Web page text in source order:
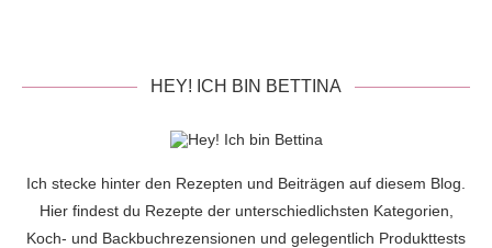
HEY! ICH BIN BETTINA
Ich stecke hinter den Rezepten und Beiträgen auf diesem Blog.
Hier findest du Rezepte der unterschiedlichsten Kategorien,
Koch- und Backbuchrezensionen und gelegentlich Produkttests